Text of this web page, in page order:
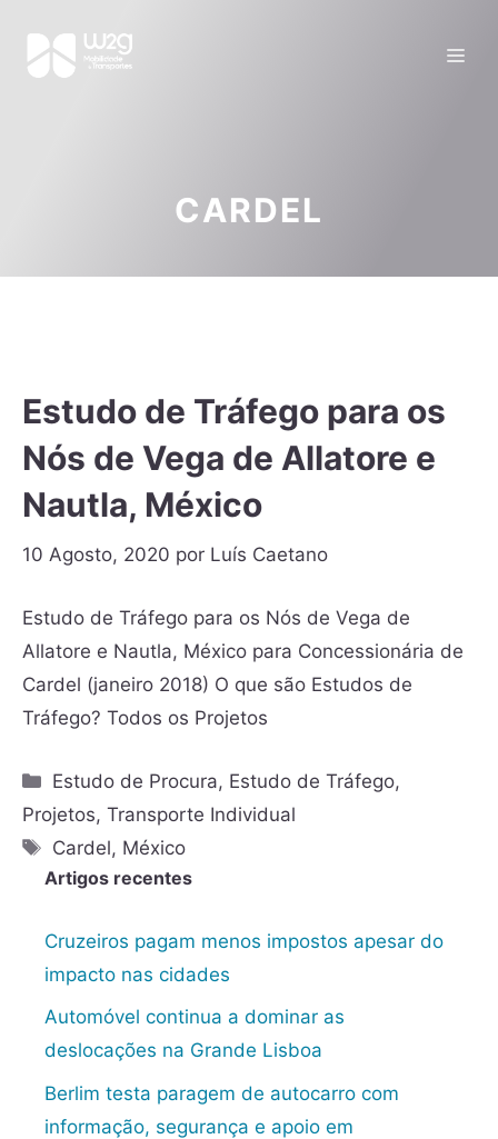
CARDEL
Estudo de Tráfego para os
Nós de Vega de Allatore e
Nautla, México
10 Agosto, 2020 por Luís Caetano
Estudo de Tráfego para os Nós de Vega de
Allatore e Nautla, México para Concessionária de
Cardel (janeiro 2018) O que são Estudos de
Tráfego? Todos os Projetos
Estudo de Procura, Estudo de Tráfego,
Projetos, Transporte Individual
Cardel, México
Artigos recentes
Cruzeiros pagam menos impostos apesar do
impacto nas cidades
Automóvel continua a dominar as
deslocações na Grande Lisboa
Berlim testa paragem de autocarro com
informação, segurança e apoio em